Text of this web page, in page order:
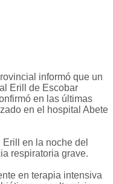
informó que un
Erill de Escobar
en las últimas
en el hospital Abete
en la noche del
respiratoria grave.
en terapia intensiva